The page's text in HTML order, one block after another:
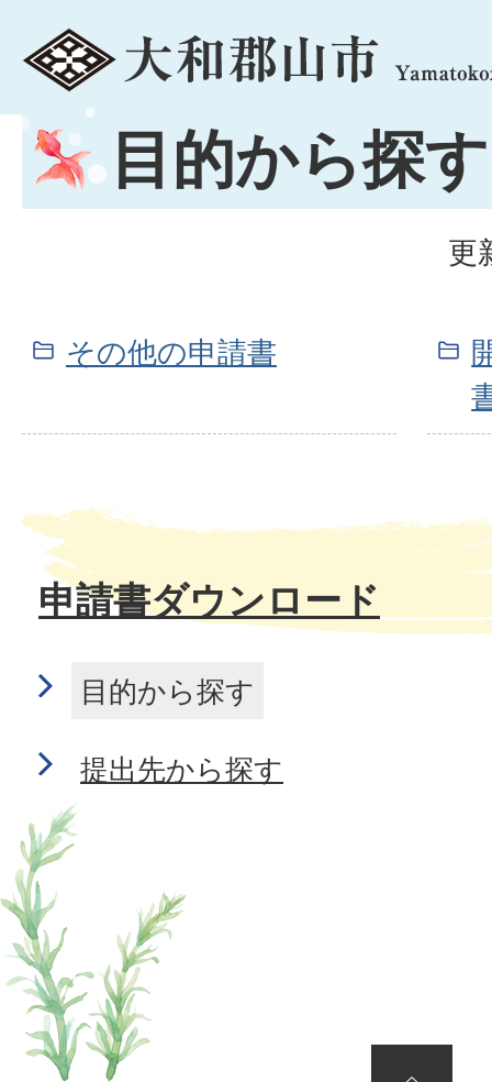
menu
目的から探す
更
その他の申請書
申請書ダウンロード
目的から探す
提出先から探す
ページの先頭へ